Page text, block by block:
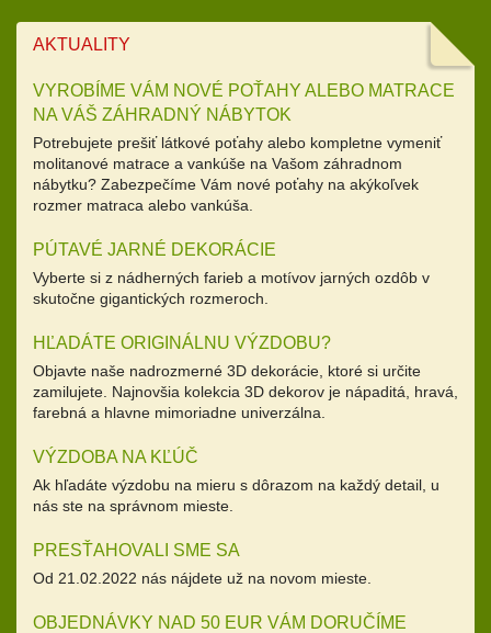
AKTUALITY
VYROBÍME VÁM NOVÉ POŤAHY ALEBO MATRACE
NA VÁŠ ZÁHRADNÝ NÁBYTOK
Potrebujete prešiť látkové poťahy alebo kompletne vymeniť
molitanové matrace a vankúše na Vašom záhradnom
nábytku? Zabezpečíme Vám nové poťahy na akýkoľvek
rozmer matraca alebo vankúša.
PÚTAVÉ JARNÉ DEKORÁCIE
Vyberte si z nádherných farieb a motívov jarných ozdôb v
skutočne gigantických rozmeroch.
HĽADÁTE ORIGINÁLNU VÝZDOBU?
Objavte naše nadrozmerné 3D dekorácie, ktoré si určite
zamilujete. Najnovšia kolekcia 3D dekorov je nápaditá, hravá,
farebná a hlavne mimoriadne univerzálna.
VÝZDOBA NA KĽÚČ
Ak hľadáte výzdobu na mieru s dôrazom na každý detail, u
nás ste na správnom mieste.
PRESŤAHOVALI SME SA
Od 21.02.2022 nás nájdete už na novom mieste.
OBJEDNÁVKY NAD 50 EUR VÁM DORUČÍME